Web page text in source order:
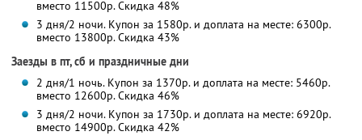
вместо 11500р.Скидка 48%
3 дня/2 ночи. Купон за 1580р. и доплата на месте: 6300р.
вместо 13800р.Скидка 43%
Заезды в пт, сб и праздничные дни
2 дня/1 ночь. Купон за 1370р. и доплата на месте: 5460р.
вместо 12600р.Скидка 46%
3 дня/2 ночи. Купон за 1730р. и доплата на месте: 6920р.
вместо 14900р.Скидка 42%